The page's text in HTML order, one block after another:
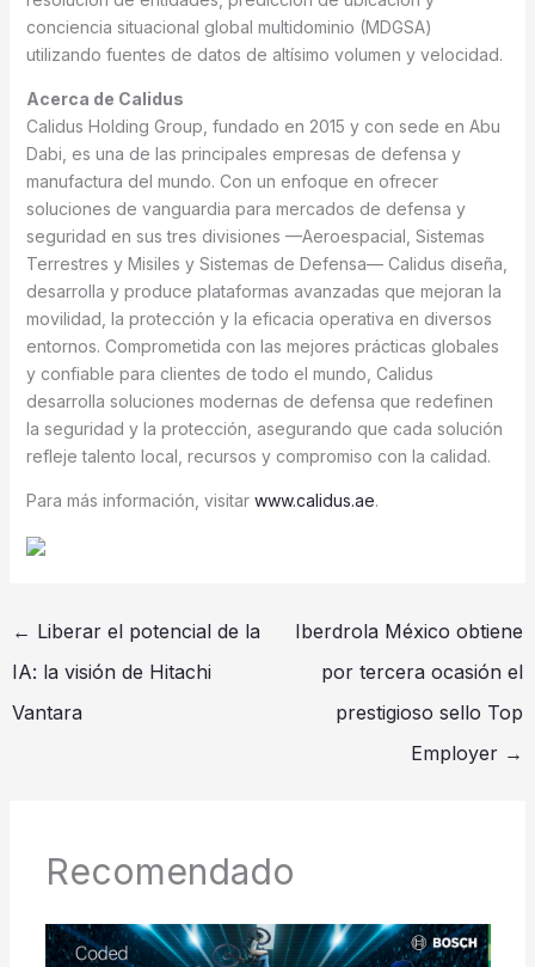
conciencia situacional global multidominio (MDGSA)
utilizando fuentes de datos de altísimo volumen y velocidad.
Acerca de Calidus
Calidus Holding Group, fundado en 2015 y con sede en Abu
Dabi, es una de las principales empresas de defensa y
manufactura del mundo. Con un enfoque en ofrecer
soluciones de vanguardia para mercados de defensa y
seguridad en sus tres divisiones —Aeroespacial, Sistemas
Terrestres y Misiles y Sistemas de Defensa— Calidus diseña,
desarrolla y produce plataformas avanzadas que mejoran la
movilidad, la protección y la eficacia operativa en diversos
entornos. Comprometida con las mejores prácticas globales
y confiable para clientes de todo el mundo, Calidus
desarrolla soluciones modernas de defensa que redefinen
la seguridad y la protección, asegurando que cada solución
refleje talento local, recursos y compromiso con la calidad.
Para más información, visitar www.calidus.ae.
← Liberar el potencial de la
IA: la visión de Hitachi
Vantara
Iberdrola México obtiene
por tercera ocasión el
prestigioso sello Top
Employer →
Recomendado